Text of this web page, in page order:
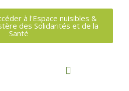
à l'Espace nuisibles &
des Solidarités et de la
Santé